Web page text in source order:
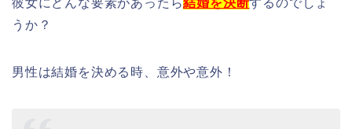
彼女にどんな要素があったら結婚を決断するのでしょ
うか？
男性は結婚を決める時、意外や意外！